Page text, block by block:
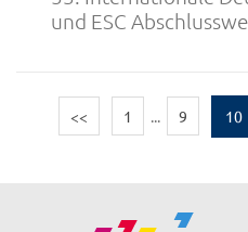
und ESC
<< 1 ... 9 10